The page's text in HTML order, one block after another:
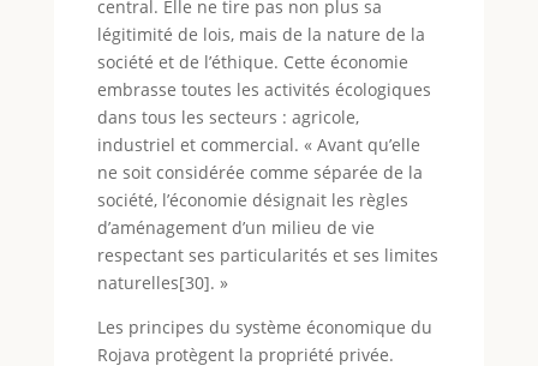
central. Elle ne tire pas non plus sa
légitimité de lois, mais de la nature de la
société et de l’éthique. Cette économie
embrasse toutes les activités écologiques
dans tous les secteurs : agricole,
industriel et commercial. « Avant qu’elle
ne soit considérée comme séparée de la
société, l’économie désignait les règles
d’aménagement d’un milieu de vie
respectant ses particularités et ses limites
naturelles[30]. »
Les principes du système économique du
Rojava protègent la propriété privée.